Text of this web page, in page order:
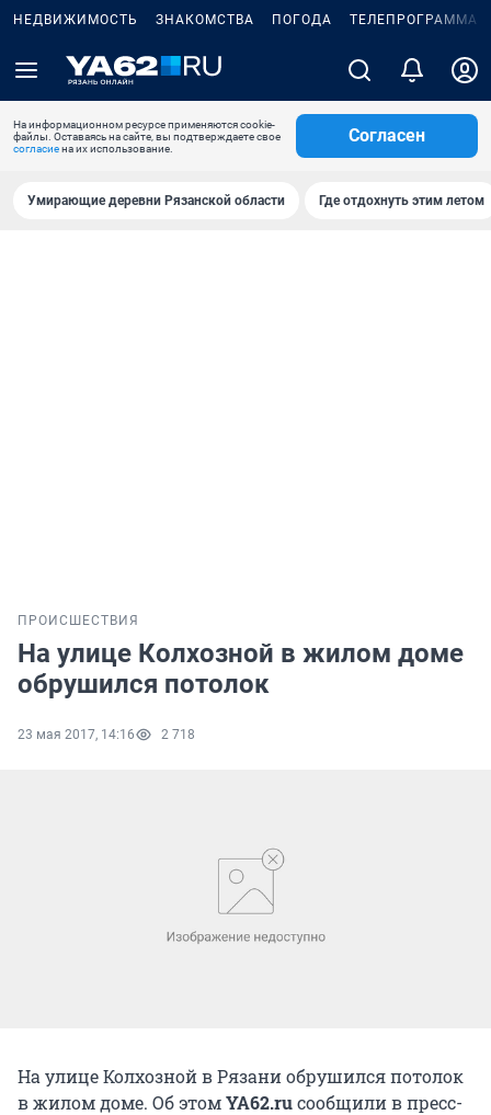
НЕДВИЖИМОСТЬ ЗНАКОМСТВА ПОГОДА ТЕЛЕПРОГРАММА
На информационном ресурсе применяются cookie-
файлы. Оставаясь на сайте, вы подтверждаете свое
согласиена их использование.
Согласен
Умирающие деревни Рязанской области Где отдохнуть этим летом
ПРОИСШЕСТВИЯ
На улице Колхозной в жилом доме
обрушился потолок
23 мая 2017, 14:16 2 718
На улице Колхозной в Рязани обрушился потолок
в жилом доме. Об этомYA62.ruсообщили в пресс-